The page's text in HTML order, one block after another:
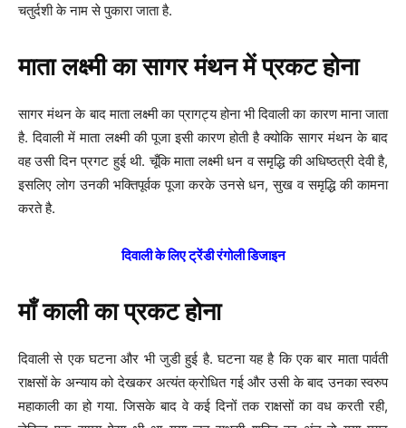
चतुर्दशी के नाम से पुकारा जाता है.
माता लक्ष्मी का सागर मंथन में प्रकट होना
सागर मंथन के बाद माता लक्ष्मी का प्रागट्य होना भी दिवाली का कारण माना जाता
है. दिवाली में माता लक्ष्मी की पूजा इसी कारण होती है क्योकि सागर मंथन के बाद
वह उसी दिन प्रगट हुई थी. चूँकि माता लक्ष्मी धन व समृद्धि की अधिष्ठत्री देवी है,
इसलिए लोग उनकी भक्तिपूर्वक पूजा करके उनसे धन, सुख व समृद्धि की कामना
करते है.
दिवाली के लिए ट्रेंडी रंगोली डिजाइन
माँ काली का प्रकट होना
दिवाली से एक घटना और भी जुडी हुई है. घटना यह है कि एक बार माता पार्वती
राक्षसों के अन्याय को देखकर अत्यंत क्रोधित गई और उसी के बाद उनका स्वरुप
महाकाली का हो गया. जिसके बाद वे कई दिनों तक राक्षसों का वध करती रही,